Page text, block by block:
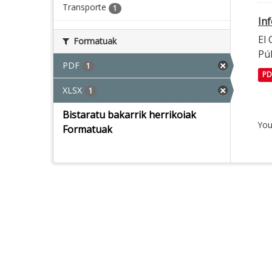
Transporte 1
Formatuak
PDF 1
XLSX 1
Bistaratu bakarrik herrikoiak
Formatuak
El